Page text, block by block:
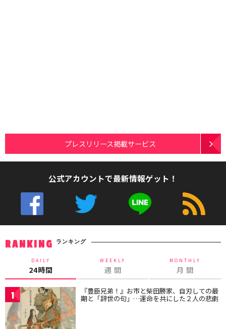
プレスリリース掲載サービス
公式アカウントで最新情報ゲット！
RANKING ランキング
DAILY
24時間
WEEKLY
週 間
MONTHLY
月 間
1 『豊臣兄弟！』お市と柴田勝家、自刃しての最
期と「辞世の句」…運命を共にした２人の悲劇